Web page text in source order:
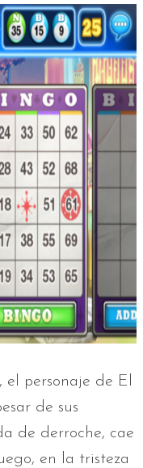
personaje de El
de sus
de derroche, cae
en la tristeza